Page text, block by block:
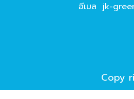
อีเมล jk-
Copy